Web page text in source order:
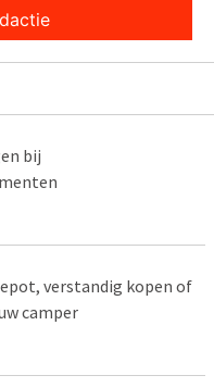
bij
verstandig kopen of
camper